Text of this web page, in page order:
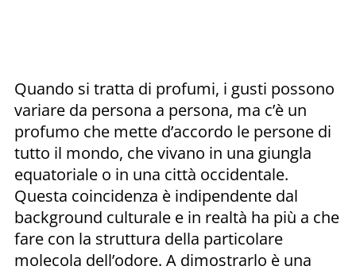
Quando si tratta di profumi, i gusti possono
variare da persona a persona, ma c’è un
profumo che mette d’accordo le persone di
tutto il mondo, che vivano in una giungla
equatoriale o in una città occidentale.
Questa coincidenza è indipendente dal
background culturale e in realtà ha più a che
fare con la struttura della particolare
molecola dell’odore. A dimostrarlo è una